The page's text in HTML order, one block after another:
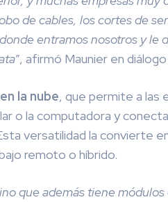
de cables, los cortes de
entramos nosotros y le
”, afirmó Maunier en
la nube, que permite a las
o la computadora y
versatilidad la convierte
remoto o híbrido.
que además tiene